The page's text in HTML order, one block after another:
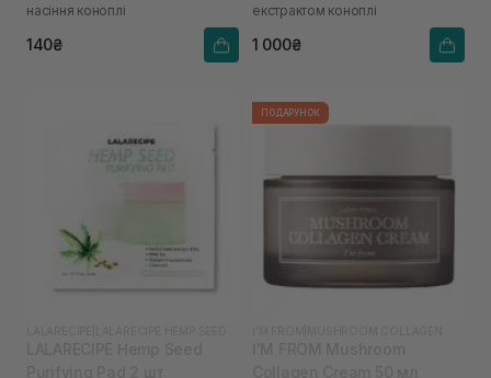
насіння коноплі
140₴
екстрактом коноплі
1 000₴
ПОДАРУНОК